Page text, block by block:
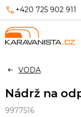
Přejít
obsah
+420 725 902 911
VODA
Nádrž na
9977516